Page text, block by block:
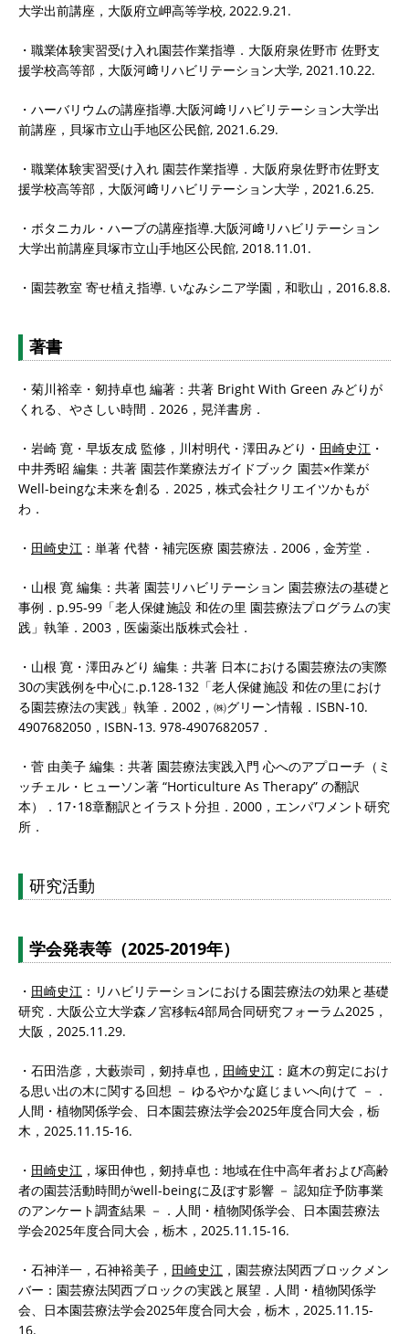
大学出前講座，大阪府立岬高等学校, 2022.9.21.
・職業体験実習受け入れ園芸作業指導．大阪府泉佐野市 佐野支
援学校高等部，大阪河﨑リハビリテーション大学, 2021.10.22.
・ハーバリウムの講座指導.大阪河﨑リハビリテーション大学出
前講座，貝塚市立山手地区公民館, 2021.6.29.
・職業体験実習受け入れ 園芸作業指導．大阪府泉佐野市佐野支
援学校高等部，大阪河﨑リハビリテーション大学，2021.6.25.
・ボタニカル・ハーブの講座指導.大阪河﨑リハビリテーション
大学出前講座貝塚市立山手地区公民館, 2018.11.01.
・園芸教室 寄せ植え指導. いなみシニア学園，和歌山，2016.8.8.
著書
・菊川裕幸・剱持卓也 編著：共著 Bright With Green みどりが
くれる、やさしい時間．2026，晃洋書房．
・岩崎 寛・早坂友成 監修，川村明代・澤田みどり・ 田崎史江 ・
中井秀昭 編集：共著 園芸作業療法ガイドブック 園芸×作業が
Well-beingな未来を創る．2025，株式会社クリエイツかもが
わ．
・ 田崎史江 ：単著 代替・補完医療 園芸療法．2006，金芳堂．
・山根 寛 編集：共著 園芸リハビリテーション 園芸療法の基礎と
事例．p.95-99「老人保健施設 和佐の里 園芸療法プログラムの実
践」執筆．2003，医歯薬出版株式会社．
・山根 寛・澤田みどり 編集：共著 日本における園芸療法の実際
30の実践例を中心に.p.128-132「老人保健施設 和佐の里におけ
る園芸療法の実践」執筆．2002，㈱グリーン情報．ISBN-10.
4907682050，ISBN-13. 978-4907682057．
・菅 由美子 編集：共著 園芸療法実践入門 心へのアプローチ（ミ
ッチェル・ヒューソン著 “Horticulture As Therapy” の翻訳
本）．17･18章翻訳とイラスト分担．2000，エンパワメント研究
所．
研究活動
学会発表等（2025-2019年）
・ 田崎史江 ：リハビリテーションにおける園芸療法の効果と基礎
研究．大阪公立大学森ノ宮移転4部局合同研究フォーラム2025，
大阪，2025.11.29.
・石田浩彦，大藪崇司，剱持卓也， 田崎史江 ：庭木の剪定におけ
る思い出の木に関する回想 － ゆるやかな庭じまいへ向けて －．
人間・植物関係学会、日本園芸療法学会2025年度合同大会，栃
木，2025.11.15-16.
・ 田崎史江 ，塚田伸也，剱持卓也：地域在住中高年者および高齢
者の園芸活動時間がwell-beingに及ぼす影響 － 認知症予防事業
のアンケート調査結果 －．人間・植物関係学会、日本園芸療法
学会2025年度合同大会，栃木，2025.11.15-16.
・石神洋一，石神裕美子， 田崎史江 ，園芸療法関西ブロックメン
バー：園芸療法関西ブロックの実践と展望．人間・植物関係学
会、日本園芸療法学会2025年度合同大会，栃木，2025.11.15-
16.